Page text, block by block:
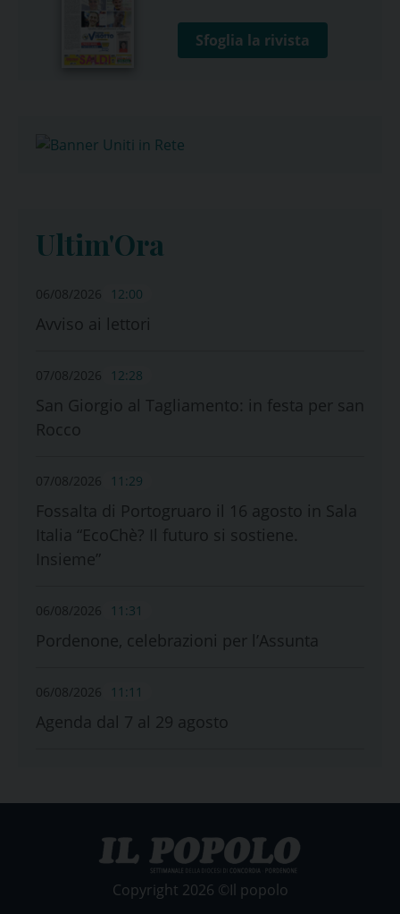
Sfoglia la rivista
Ultim'Ora
06/08/2026 12:00
Avviso ai lettori
07/08/2026 12:28
San Giorgio al Tagliamento: in festa per san
Rocco
07/08/2026 11:29
Fossalta di Portogruaro il 16 agosto in Sala
Italia “EcoChè? Il futuro si sostiene.
Insieme”
06/08/2026 11:31
Pordenone, celebrazioni per l’Assunta
06/08/2026 11:11
Agenda dal 7 al 29 agosto
Copyright 2026 ©Il popolo